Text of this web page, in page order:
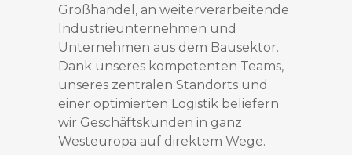
Großhandel, an weiterverarbeitende
Industrieunternehmen und
Unternehmen aus dem Bausektor.
Dank unseres kompetenten Teams,
unseres zentralen Standorts und
einer optimierten Logistik beliefern
wir Geschäftskunden in ganz
Westeuropa auf direktem Wege.